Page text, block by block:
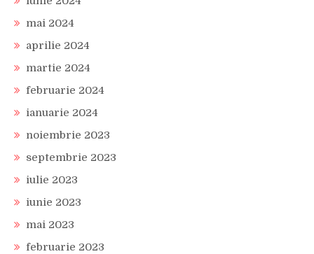
mai 2024
aprilie 2024
martie 2024
februarie 2024
ianuarie 2024
noiembrie 2023
septembrie 2023
iulie 2023
iunie 2023
mai 2023
februarie 2023